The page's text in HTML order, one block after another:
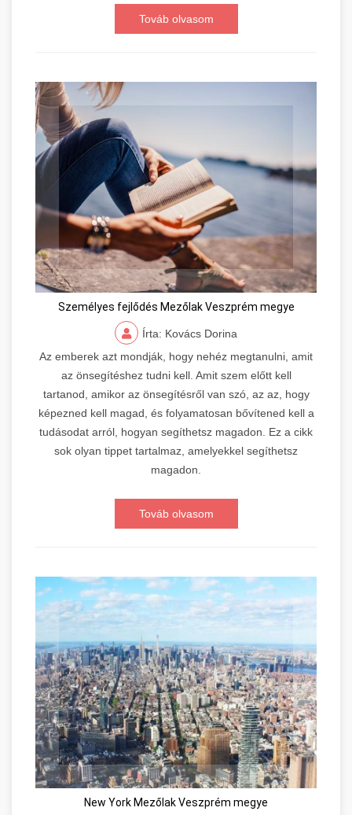
Továb olvasom
Személyes fejlődés Mezőlak Veszprém megye
Írta: Kovács Dorina
Az emberek azt mondják, hogy nehéz megtanulni, amit
az önsegítéshez tudni kell. Amit szem előtt kell
tartanod, amikor az önsegítésről van szó, az az, hogy
képezned kell magad, és folyamatosan bővítened kell a
tudásodat arról, hogyan segíthetsz magadon. Ez a cikk
sok olyan tippet tartalmaz, amelyekkel segíthetsz
magadon.
Továb olvasom
New York Mezőlak Veszprém megye